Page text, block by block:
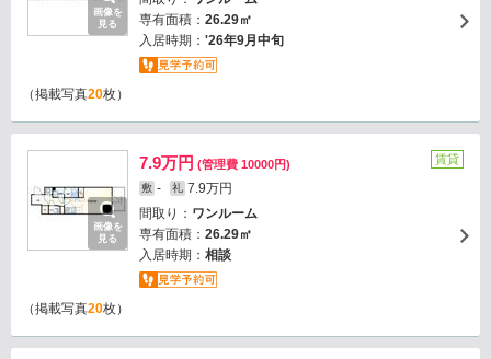
画像を
見る
専有面積： 26.29㎡
入居時期： '26年9月中旬
（掲載写真20枚）
画像を
見る
7.9万円 (管理費 10000円)
敷 - 礼 7.9万円
間取り： ワンルーム
専有面積： 26.29㎡
入居時期： 相談
賃貸
（掲載写真20枚）